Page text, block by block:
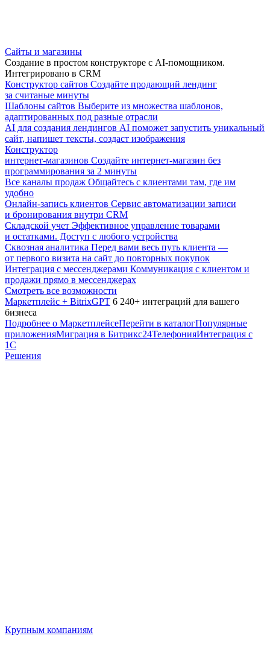
Сайты и магазины
Создание в простом конструкторе с AI-помощником.
Интегрировано в CRM
Конструктор сайтов Создайте продающий лендинг
за считаные минуты
Шаблоны сайтов Выберите из множества шаблонов,
адаптированных под разные отрасли
AI для создания лендингов AI поможет запустить уникальный
сайт, напишет тексты, создаст изображения
Конструктор
интернет-магазинов Создайте интернет-магазин без
программирования за 2 минуты
Все каналы продаж Общайтесь с клиентами там, где им
удобно
Онлайн-запись клиентов Сервис автоматизации записи
и бронирования внутри CRM
Складской учет Эффективное управление товарами
и остатками. Доступ с любого устройства
Сквозная аналитика Перед вами весь путь клиента —
от первого визита на сайт до повторных покупок
Интеграция с мессенджерами Коммуникация с клиентом и
продажи прямо в мессенджерах
Смотреть все возможности
Маркетплейс + BitrixGPT 6 240+ интеграций для вашего
бизнеса
Подробнее о МаркетплейсеПерейти в каталогПопулярные
приложенияМиграция в Битрикс24ТелефонияИнтеграция с
1С
Решения
Крупным компаниям